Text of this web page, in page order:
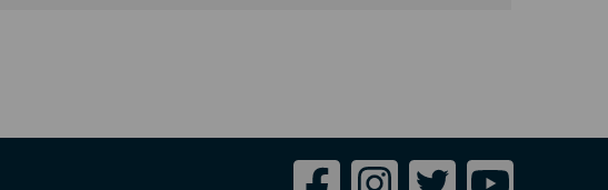
Seguici
Facebook InstagramTwitter